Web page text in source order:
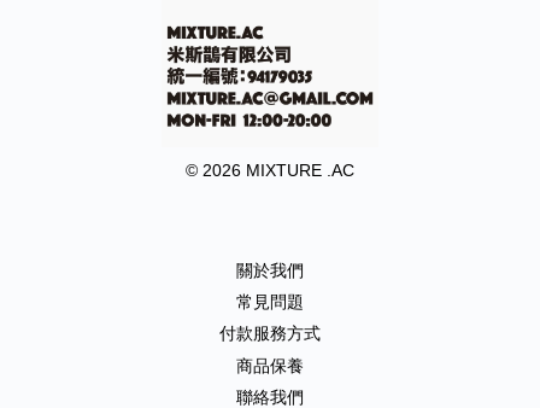
© 2026 MIXTURE .AC
關於我們
常見問題
付款服務方式
商品保養
聯絡我們